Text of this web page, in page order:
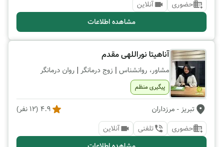
حضوری
آنلاین
مشاهده اطلاعات
آناهیتا نوراللهی مقدم
مشاور، روانشناس | زوج درمانگر | روان درمانگر
پیگیری منظم
تبریز - مرزداران 4.9
(
12 نفر)
حضوری
تلفنی
آنلاین